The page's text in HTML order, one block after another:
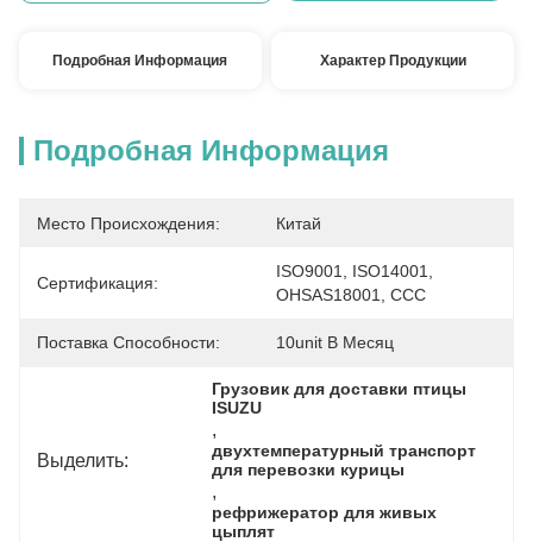
Подробная Информация Характер Продукции
Подробная Информация
Место Происхождения: Китай
Сертификация:
ISO9001, ISO14001,
OHSAS18001, CCC
Поставка Способности: 10unit В Месяц
Выделить:
Грузовик для доставки птицы
ISUZU
,
двухтемпературный транспорт
для перевозки курицы
,
рефрижератор для живых
цыплят